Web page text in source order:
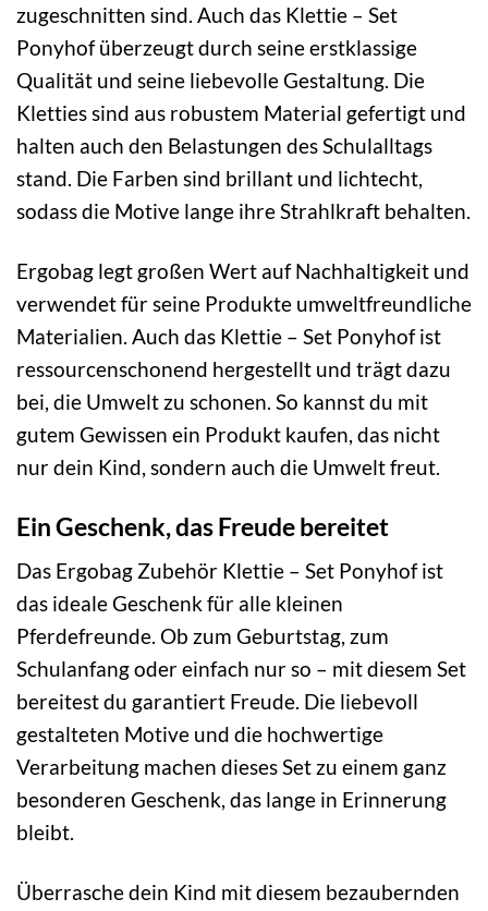
zugeschnitten sind. Auch das Klettie – Set
Ponyhof überzeugt durch seine erstklassige
Qualität und seine liebevolle Gestaltung. Die
Kletties sind aus robustem Material gefertigt und
halten auch den Belastungen des Schulalltags
stand. Die Farben sind brillant und lichtecht,
sodass die Motive lange ihre Strahlkraft behalten.
Ergobag legt großen Wert auf Nachhaltigkeit und
verwendet für seine Produkte umweltfreundliche
Materialien. Auch das Klettie – Set Ponyhof ist
ressourcenschonend hergestellt und trägt dazu
bei, die Umwelt zu schonen. So kannst du mit
gutem Gewissen ein Produkt kaufen, das nicht
nur dein Kind, sondern auch die Umwelt freut.
Ein Geschenk, das Freude bereitet
Das Ergobag Zubehör Klettie – Set Ponyhof ist
das ideale Geschenk für alle kleinen
Pferdefreunde. Ob zum Geburtstag, zum
Schulanfang oder einfach nur so – mit diesem Set
bereitest du garantiert Freude. Die liebevoll
gestalteten Motive und die hochwertige
Verarbeitung machen dieses Set zu einem ganz
besonderen Geschenk, das lange in Erinnerung
bleibt.
Überrasche dein Kind mit diesem bezaubernden